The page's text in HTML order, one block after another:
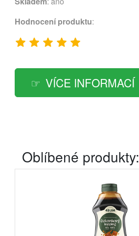
Hodnocení produktu:
VÍCE INFORMACÍ
Oblíbené produkty: